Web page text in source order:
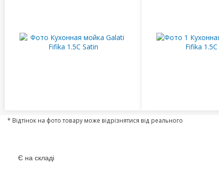
* Відтінок на фото товару може відрізнятися від реального
Є на складі